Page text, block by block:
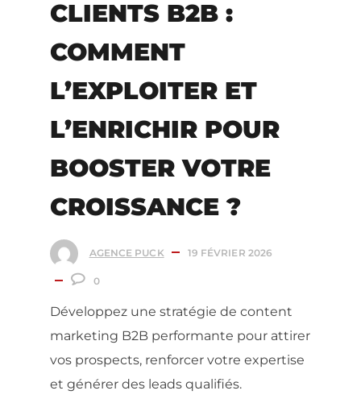
CLIENTS B2B :
COMMENT
L’EXPLOITER ET
L’ENRICHIR POUR
BOOSTER VOTRE
CROISSANCE ?
AGENCE PUCK 19 FÉVRIER 2026
0
Développez une stratégie de content
marketing B2B performante pour attirer
vos prospects, renforcer votre expertise
et générer des leads qualifiés.